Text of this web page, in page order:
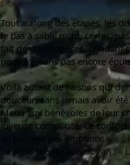
Tout au long des étapes, les
le bas à sable n’ont, certes,
fait des confidences, pendant
nous n’avions pas encore
Voilà autant de raisons qui
douceur, sans jamais avoir
Merci aux bénévoles de leur
joyeuse complicité. Ce
au partage des émotions.
La RDM mérite son slogan :